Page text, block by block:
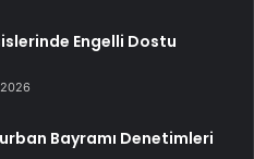
Engelli Dostu
Bayramı Denetimleri